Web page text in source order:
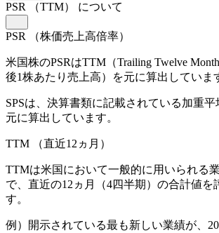
PSR （TTM） について
PSR （株価売上高倍率）
米国株のPSRはTTM（Trailing Twelve
後1株あたり売上高）を元に算出していま
SPSは、決算書類に記載されている加重
元に算出しています。
TTM （直近12ヵ月）
TTMは米国において一般的に用いられる
で、直近の12ヵ月（4四半期）の合計値を
す。
例）開示されている最も新しい業績が、